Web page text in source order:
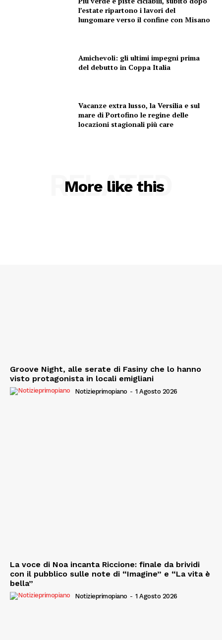
l’estate ripartono i lavori del
lungomare verso il confine con Misano
Amichevoli: gli ultimi impegni prima
del debutto in Coppa Italia
Vacanze extra lusso, la Versilia e sul
mare di Portofino le regine delle
locazioni stagionali più care
More like this
RELATED
Groove Night, alle serate di Fasiny che lo hanno
visto protagonista in locali emigliani
Notizieprimopiano - 1 Agosto 2026
La voce di Noa incanta Riccione: finale da brividi
con il pubblico sulle note di “Imagine” e “La vita è
bella”
Notizieprimopiano - 1 Agosto 2026